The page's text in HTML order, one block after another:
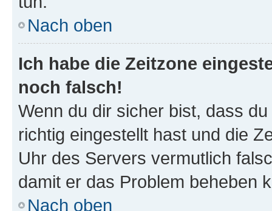
Nach oben
Ich habe die Zeitzone
noch falsch!
Wenn du dir sicher bist, dass
richtig eingestellt hast und die
Uhr des Servers vermutlich
damit er das Problem beheben
Nach oben